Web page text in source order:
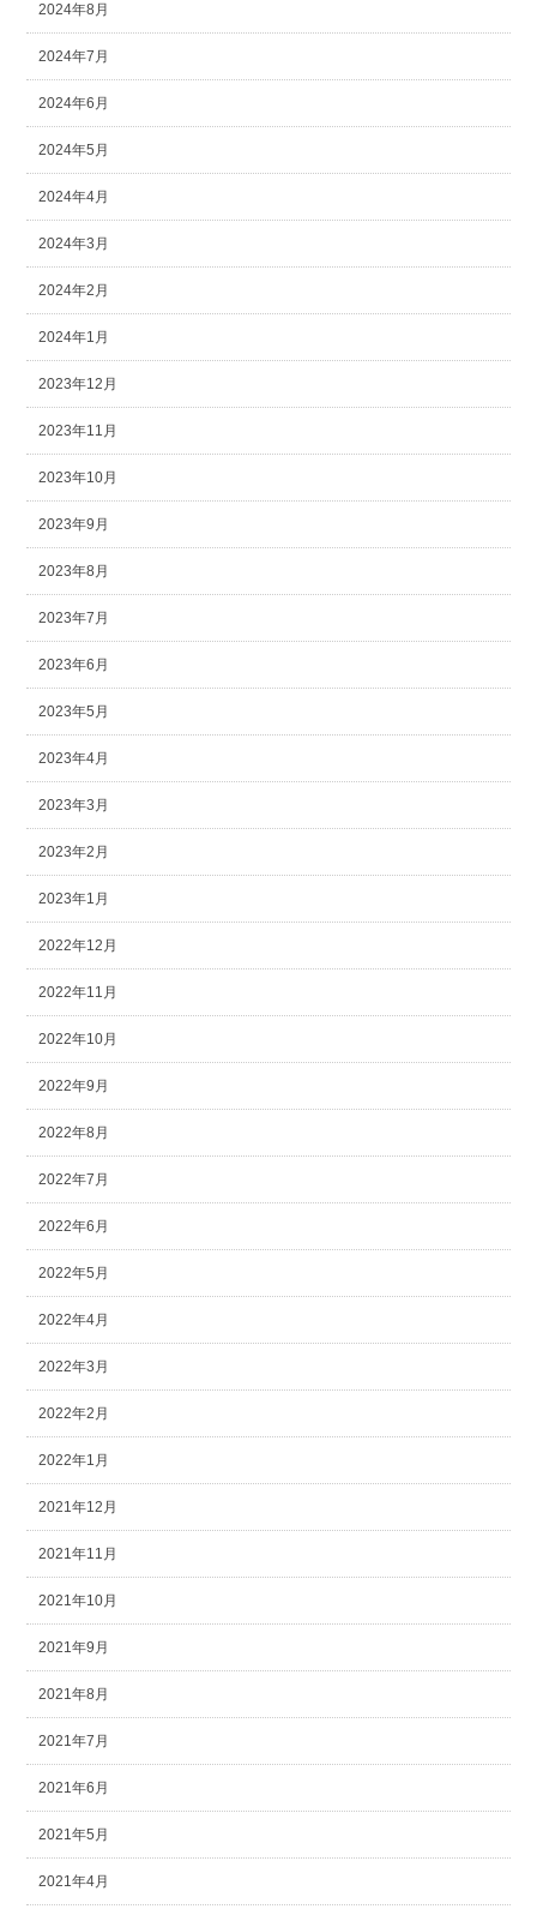
2024年8月
2024年7月
2024年6月
2024年5月
2024年4月
2024年3月
2024年2月
2024年1月
2023年12月
2023年11月
2023年10月
2023年9月
2023年8月
2023年7月
2023年6月
2023年5月
2023年4月
2023年3月
2023年2月
2023年1月
2022年12月
2022年11月
2022年10月
2022年9月
2022年8月
2022年7月
2022年6月
2022年5月
2022年4月
2022年3月
2022年2月
2022年1月
2021年12月
2021年11月
2021年10月
2021年9月
2021年8月
2021年7月
2021年6月
2021年5月
2021年4月